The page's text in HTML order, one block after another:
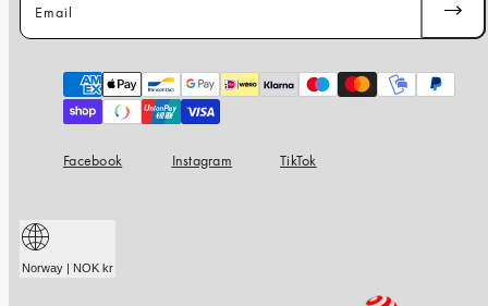
Email
Payment
methods
Facebook Instagram TikTok
Norway | NOK kr